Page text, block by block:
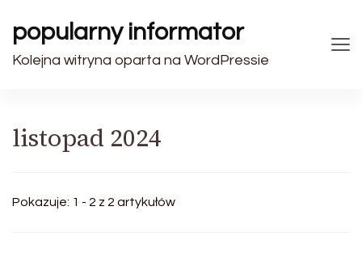
popularny informator
Kolejna witryna oparta na WordPressie
listopad 2024
Pokazuje: 1 - 2 z 2 artykułów